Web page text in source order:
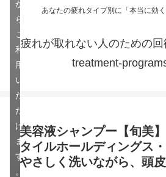
あなたの疲れタイプ別に「本当に効
疲れが取れない人のための回
treatment-
美容液シャンプー【旬美
タイルホールディングス
やさしく洗いながら、頭皮
か
ら
ご
利
用
い
た
だ
け
ま
す
。